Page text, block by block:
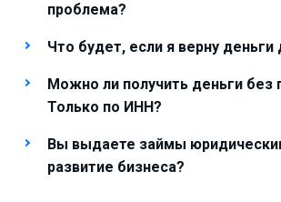
проблема?
Что будет, если я верну деньги
Можно ли получить деньги без
Только по ИНН?
Вы выдаете займы
развитие бизнеса?